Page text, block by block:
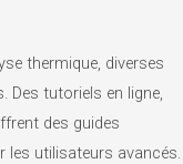
thermique, diverses
tutoriels en ligne,
des guides
les utilisateurs avancés.